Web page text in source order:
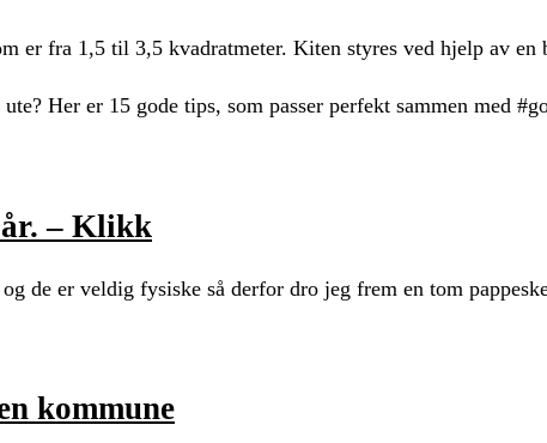
er fra 1,5 til 3,5 kvadratmeter. Kiten styres ved hjelp av en
Her er 15 gode tips, som passer perfekt sammen med
– Klikk
de er veldig fysiske så derfor dro jeg frem en tom
kommune